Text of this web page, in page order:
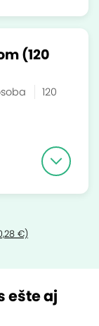
(120
120
€)
ešte aj